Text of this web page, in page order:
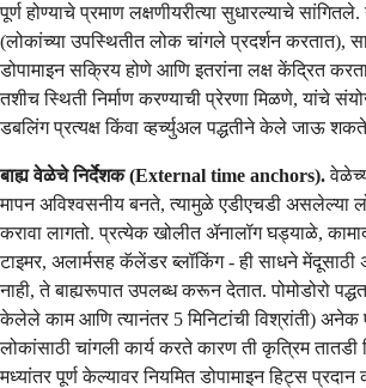
पूर्ण होण्याचे प्रमाण लक्षणीयरीत्या सुधारल्याचे
(लोकांच्या उपस्थितीत लोक चांगले प्रदर्शन करतात),
डोपामाइन सक्रिय होणे आणि इतरांना लक्ष केंद्रित
तशीच स्थिती निर्माण करण्याची प्रेरणा मिळणे, यांचे
डबलिंग प्रत्यक्ष किंवा व्हर्च्युअल पद्धतीने केले जाऊ
बाह्य वेळेचे निर्देशक (External time anchors).
मापन अविश्वसनीय बनते, त्यामुळे एडीएचडी असलेल्या
करावा लागतो. प्रत्येक खोलीत ॲनालॉग घड्याळे,
टाइमर, अलार्मसह कॅलेंडर ब्लॉकिंग - ही साधने मेंदूसाठी
नाही, ते बाह्यरूपात उपलब्ध करून देतात. पोमोडोरो
केलेले काम आणि त्यानंतर 5 मिनिटांची विश्रांती)
लोकांसाठी चांगली कार्य करते कारण ती कृत्रिम
मध्यांतर पूर्ण केल्यावर नियमित डोपामाइन हिट्स